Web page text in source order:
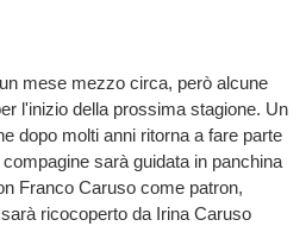
mese mezzo circa, però alcune
l'inizio della prossima stagione. Un
dopo molti anni ritorna a fare parte
sarà guidata in panchina
Franco Caruso come patron,
ricocoperto da Irina Caruso